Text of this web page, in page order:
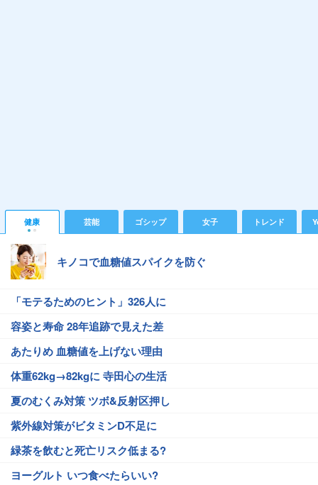
健康 芸能 ゴシップ 女子 トレンド
キノコで血糖値スパイクを防ぐ
「モテるためのヒント」326人に
容姿と寿命 28年追跡で見えた差
あたりめ 血糖値を上げない理由
体重62kg→82kgに 寺田心の生活
夏のむくみ対策 ツボ&反射区押し
紫外線対策がビタミンD不足に
緑茶を飲むと死亡リスク低まる?
ヨーグルト いつ食べたらいい?